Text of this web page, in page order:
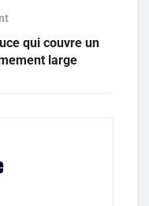
qui couvre un
large